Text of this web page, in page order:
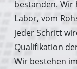
bestanden. Wir
Labor, vom
jeder Schritt
Qualifikation
Wir bestehen